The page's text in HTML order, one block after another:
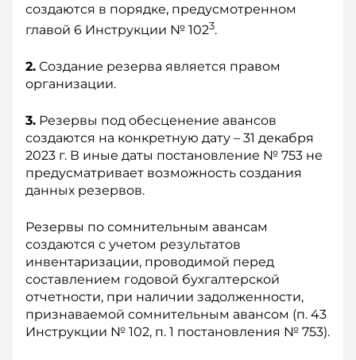
создаются в порядке, предусмотренном
главой 6 Инструкции № 1023.
2. Создание резерва является правом
организации.
3. Резервы под обесценение авансов
создаются на конкретную дату – 31 декабря
2023 г. В иные даты постановление № 753 не
предусматривает возможность создания
данных резервов.
Резервы по сомнительным авансам
создаются с учетом результатов
инвентаризации, проводимой перед
составлением годовой бухгалтерской
отчетности, при наличии задолженности,
признаваемой сомнительным авансом (п. 43
Инструкции № 102, п. 1 постановления № 753).